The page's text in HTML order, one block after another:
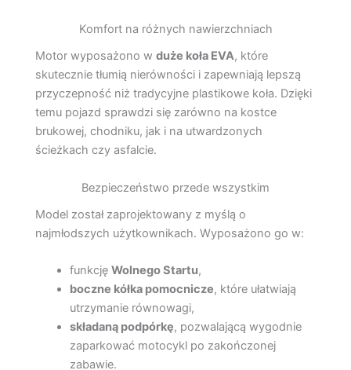
Komfort na różnych nawierzchniach
Motor wyposażono w duże koła EVA, które
skutecznie tłumią nierówności i zapewniają lepszą
przyczepność niż tradycyjne plastikowe koła. Dzięki
temu pojazd sprawdzi się zarówno na kostce
brukowej, chodniku, jak i na utwardzonych
ścieżkach czy asfalcie.
Bezpieczeństwo przede wszystkim
Model został zaprojektowany z myślą o
najmłodszych użytkownikach. Wyposażono go w:
funkcję Wolnego Startu,
boczne kółka pomocnicze, które ułatwiają
utrzymanie równowagi,
składaną podpórkę, pozwalającą wygodnie
zaparkować motocykl po zakończonej
zabawie.